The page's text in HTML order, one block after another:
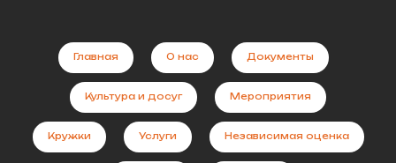
Главная О нас Документы
Культура и досуг Мероприятия
Кружки Услуги Независимая оценка